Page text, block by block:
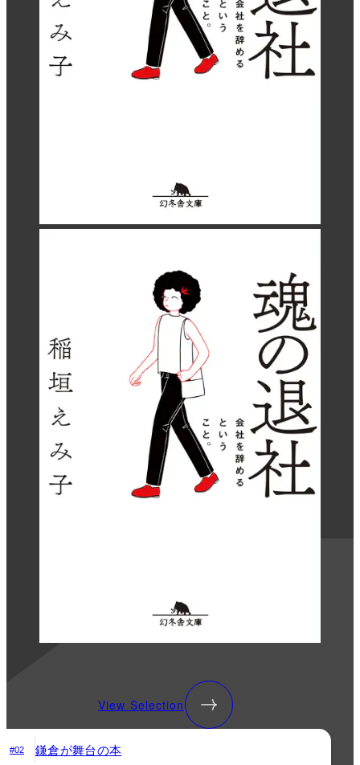
View Selection
#02 鎌倉が舞台の本